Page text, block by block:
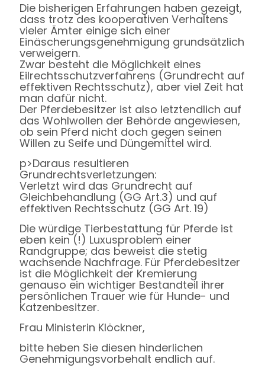
Die bisherigen Erfahrungen haben gezeigt,
dass trotz des kooperativen Verhaltens
vieler Ämter einige sich einer
Einäscherungsgenehmigung grundsätzlich
verweigern.
Zwar besteht die Möglichkeit eines
Eilrechtsschutzverfahrens (Grundrecht auf
effektiven Rechtsschutz), aber viel Zeit hat
man dafür nicht.
Der Pferdebesitzer ist also letztendlich auf
das Wohlwollen der Behörde angewiesen,
ob sein Pferd nicht doch gegen seinen
Willen zu Seife und Düngemittel wird.
p>Daraus resultieren
Grundrechtsverletzungen:
Verletzt wird das Grundrecht auf
Gleichbehandlung (GG Art.3) und auf
effektiven Rechtsschutz (GG Art. 19)
Die würdige Tierbestattung für Pferde ist
eben kein (!) Luxusproblem einer
Randgruppe; das beweist die stetig
wachsende Nachfrage. Für Pferdebesitzer
ist die Möglichkeit der Kremierung
genauso ein wichtiger Bestandteil ihrer
persönlichen Trauer wie für Hunde- und
Katzenbesitzer.
Frau Ministerin Klöckner,
bitte heben Sie diesen hinderlichen
Genehmigungsvorbehalt endlich auf.